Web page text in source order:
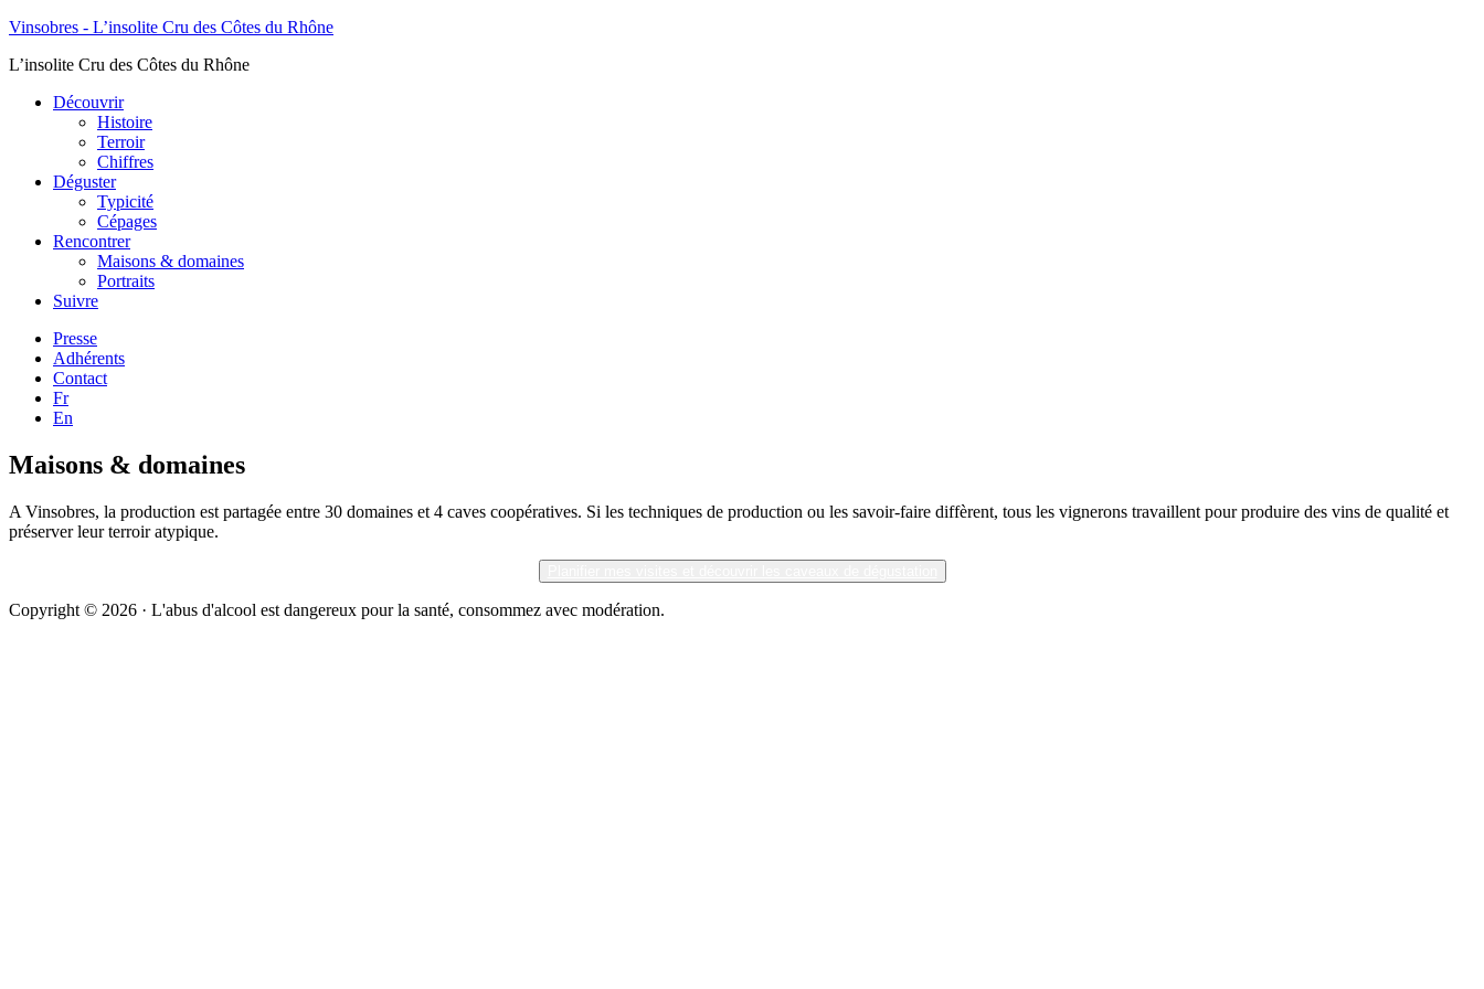
Vinsobres - L’insolite Cru des Côtes du Rhône
L’insolite Cru des Côtes du Rhône
Découvrir
Histoire
Terroir
Chiffres
Déguster
Typicité
Cépages
Rencontrer
Maisons & domaines
Portraits
Suivre
Presse
Adhérents
Contact
Fr
En
Maisons & domaines
A Vinsobres, la production est partagée entre 30 domaines et 4 caves coopératives. Si les techniques de production ou les savoir-faire diffèrent, tous les vignerons travaillent pour produire des vins de qualité et
préserver leur terroir atypique.
Copyright © 2026 · L'abus d'alcool est dangereux pour la santé, consommez avec modération.